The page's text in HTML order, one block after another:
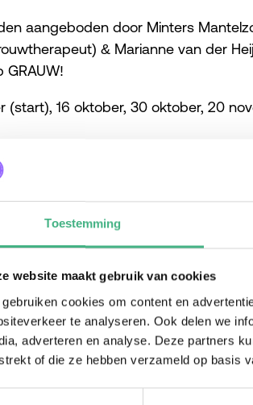
Toestemming
website maakt gebruik van cookies
gebruiken cookies om content en
te analyseren. Ook delen we
adverteren en analyse. Deze partners
of die ze hebben verzameld op basis
aangeboden door Minters
& Marianne van der
(start), 16 oktober, 30 oktober, 20
Rouw en